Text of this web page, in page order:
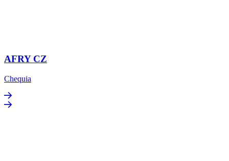
AFRY CZ
Chequia